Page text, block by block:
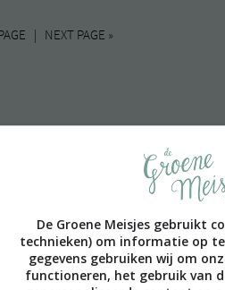
| NEXT PAGE »
De Groene Meisjes gebruikt
technieken) om informatie op
gegevens gebruiken wij om
functioneren, het gebruik van